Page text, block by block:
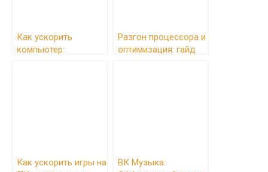
Как ускорить
компьютер:
Разгон процессора и
оптимизация: гайд
Как ускорить игры на
ВК Музыка: